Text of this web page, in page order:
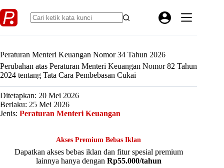
to
content
Peraturan Menteri Keuangan Nomor 34 Tahun 2026
Perubahan atas Peraturan Menteri Keuangan Nomor 82 Tahun
2024 tentang Tata Cara Pembebasan Cukai
Ditetapkan: 20 Mei 2026
Berlaku: 25 Mei 2026
Jenis: Peraturan Menteri Keuangan
Akses Premium Bebas Iklan
Dapatkan akses bebas iklan dan fitur spesial premium
lainnya hanya dengan Rp55.000/tahun